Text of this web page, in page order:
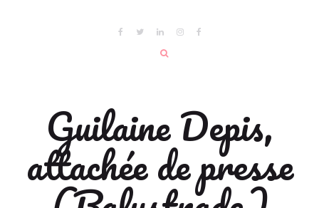
Guilaine Depis,
attachée de presse